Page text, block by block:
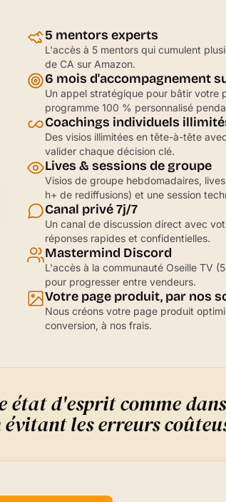
5 mentors experts
L'accès à 5 mentors qui cumulent
de CA sur Amazon.
6 mois d'accompagnement
Un appel stratégique pour bâtir votre
programme 100 % personnalisé
Coachings individuels
Des visios illimitées en tête-à-tête
valider chaque décision clé.
Lives & sessions de groupe
Visios de groupe hebdomadaires,
h+ de rediffusions) et une session
Canal privé 7j/7
Un canal de discussion direct avec
réponses rapides et confidentielles.
Mastermind Discord
L'accès à la communauté Oseille TV
pour progresser entre vendeurs.
Votre page produit, par nos
Nous créons votre page produit
conversion, à nos frais.
d'esprit comme
les erreurs